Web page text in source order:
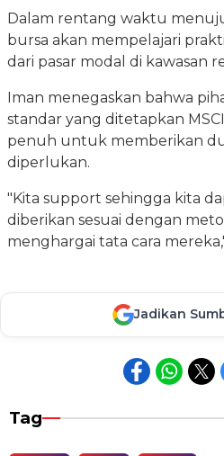
Dalam rentang waktu
bursa akan mempelajari
dari pasar modal di kawasan
Iman menegaskan bahwa
standar yang ditetapkan
penuh untuk memberikan
diperlukan.
"Kita support sehingga kita
diberikan sesuai dengan
menghargai tata cara
Jadikan
Tag